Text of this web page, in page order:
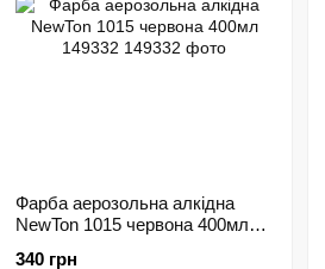
Фарба аерозольна алкідна
NewTon 1015 червона 400мл
340 грн